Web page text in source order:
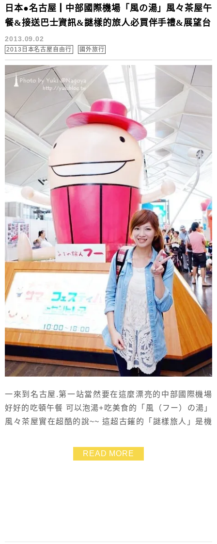
日本●名古屋┃中部國際機場「風の湯」風々茶屋午
餐&接送巴士資訊&謎樣的旅人必買伴手禮&展望台
2013.09.02
2013日本名古屋自由行 國外旅行
一來到名古屋.第一站當然要在這麼漂亮的中部國際機場
好好的吃頓午餐 可以泡湯+吃美食的「風（フー）の湯」
風々茶屋實在超酷的說~~ 這超古鏙的「謎樣旅人」是機
調有much到! 柯柯! 機場內好好逛喔.還有個很漂亮的展望
台可以看飛機起降 當天天氣爆好的.整個天空藍成一片.拍
READ MORE